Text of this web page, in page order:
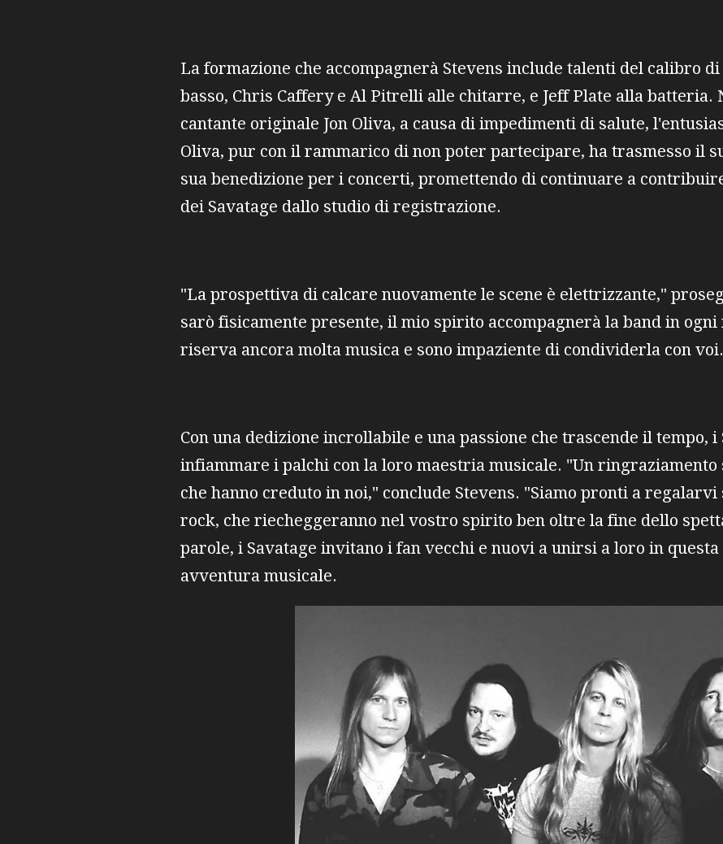
La formazione che accompagnerà Stevens include talenti del calibro
basso, Chris Caffery e Al Pitrelli alle chitarre, e Jeff Plate alla batteria.
cantante originale Jon Oliva, a causa di impedimenti di salute,
Oliva, pur con il rammarico di non poter partecipare, ha trasmesso il
sua benedizione per i concerti, promettendo di continuare a
dei Savatage dallo studio di registrazione.
"La prospettiva di calcare nuovamente le scene è elettrizzante,"
sarò fisicamente presente, il mio spirito accompagnerà la band in
riserva ancora molta musica e sono impaziente di condividerla con
Con una dedizione incrollabile e una passione che trascende il tempo,
infiammare i palchi con la loro maestria musicale. "Un
che hanno creduto in noi," conclude Stevens. "Siamo pronti a
rock, che riecheggeranno nel vostro spirito ben oltre la fine dello
parole, i Savatage invitano i fan vecchi e nuovi a unirsi a loro in
avventura musicale.